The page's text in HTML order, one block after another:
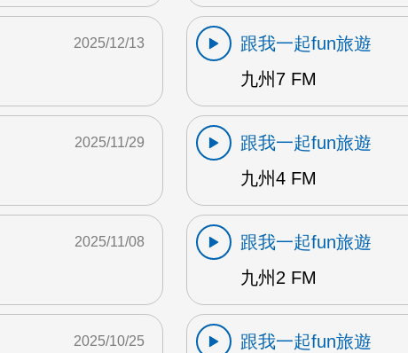
2025/12/13
跟我一起fun旅遊
九州7 FM
2025/11/29
跟我一起fun旅遊
九州4 FM
2025/11/08
跟我一起fun旅遊
九州2 FM
2025/10/25
跟我一起fun旅遊